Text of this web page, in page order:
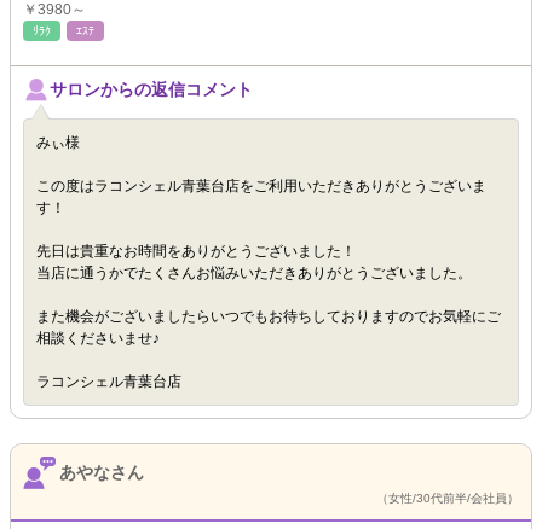
￥3980～
ﾘﾗｸ ｴｽﾃ
サロンからの返信コメント
みぃ様
この度はラコンシェル青葉台店をご利用いただきありがとうございま
す！
先日は貴重なお時間をありがとうございました！
当店に通うかでたくさんお悩みいただきありがとうございました。
また機会がございましたらいつでもお待ちしておりますのでお気軽にご
相談くださいませ♪
ラコンシェル青葉台店
あやなさん
（女性/30代前半/会社員）